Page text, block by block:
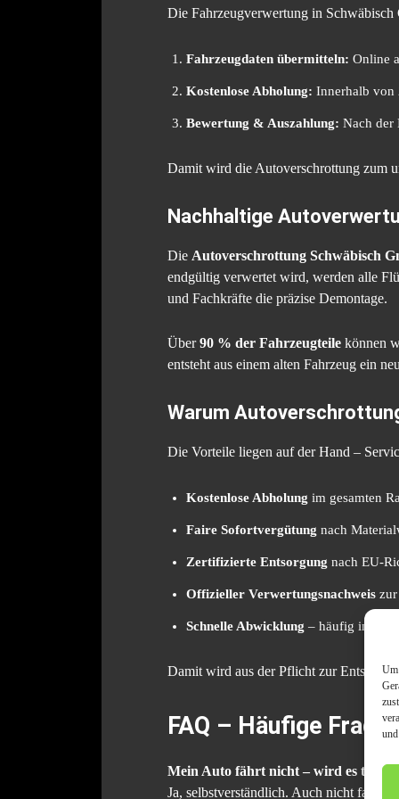
Um
Die Fahrzeugverwertung in
Fahrzeugdaten übermitteln: Online
Kostenlose Abholung: Innerhalb von
Bewertung & Auszahlung: Nach der
Damit wird die Autoverschrottung zum
Nachhaltige
Die Autoverschrottung Schwäbisch
endgültig verwertet wird, werden alle
und Fachkräfte die präzise Demontage.
Über90 % der Fahrzeugteile können
entsteht aus einem alten Fahrzeug ein
Warum
Die Vorteile liegen auf der Hand –
Kostenlose Abholung im gesamten
Faire Sofortvergütung nach
Zertifizierte Entsorgung nach EU-
Offizieller Verwertungsnachweis
Schnelle Abwicklung – häufig
Damit wird aus der Pflicht zur
FAQ – Häufige
Mein Auto fährt nicht – wird es
Ja, selbstverständlich. Auch nicht